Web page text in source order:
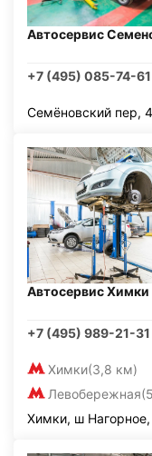
Автосервис
+7 (495) 085-74-61
Семёновский пер,
Автосервис Химки
+7 (495) 989-21-31
Химки(3,8 км)
Левобережная
Химки, ш Нагорное,